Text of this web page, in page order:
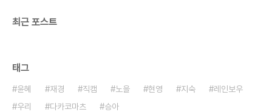
최근 포스트
태그
윤혜 재경 직캠 노을 현영 지숙
레인보우
우리
다카코마츠 승아